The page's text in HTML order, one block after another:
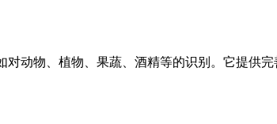
动物、植物、果蔬、酒精等的识别。它提供